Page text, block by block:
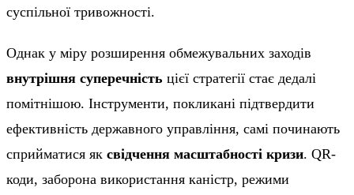
суспільної тривожності.
Однак у міру розширення обмежувальних заходів
внутрішня суперечність цієї стратегії стає дедалі
помітнішою. Інструменти, покликані підтвердити
ефективність державного управління, самі починають
сприйматися як свідчення масштабності кризи. QR-
коди, заборона використання каністр, режими